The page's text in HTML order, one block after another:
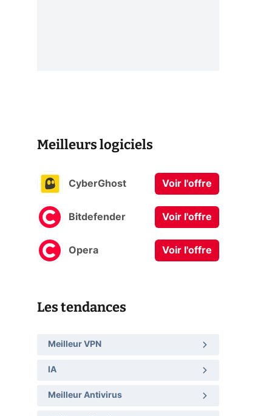
Meilleurs logiciels
CyberGhost Voir l'offre
Bitdefender Voir l'offre
Opera Voir l'offre
Les tendances
Meilleur VPN
IA
Meilleur Antivirus